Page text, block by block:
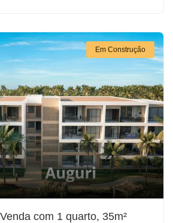
Em Construção
com 1 quarto, 35m²